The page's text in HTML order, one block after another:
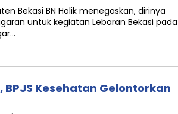
Bekasi BN Holik menegaskan, dirinya
untuk kegiatan Lebaran Bekasi pada
Kesehatan Gelontorkan